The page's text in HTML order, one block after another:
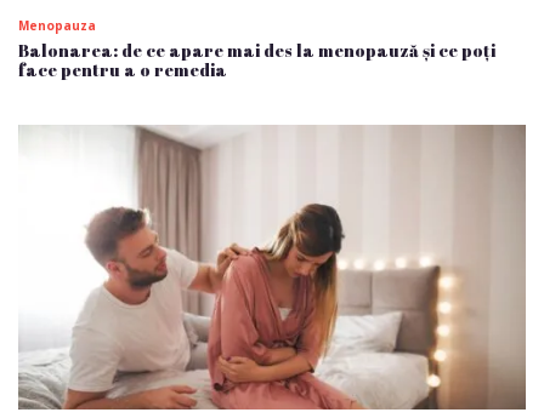
Menopauza
Balonarea: de ce apare mai des la menopauză și ce poți
face pentru a o remedia